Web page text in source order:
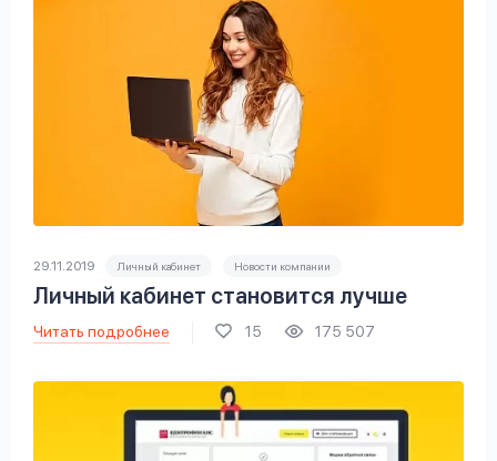
29.11.2019 Личный кабинет Новости компании
Личный кабинет становится лучше
Читать подробнее 15 175 507